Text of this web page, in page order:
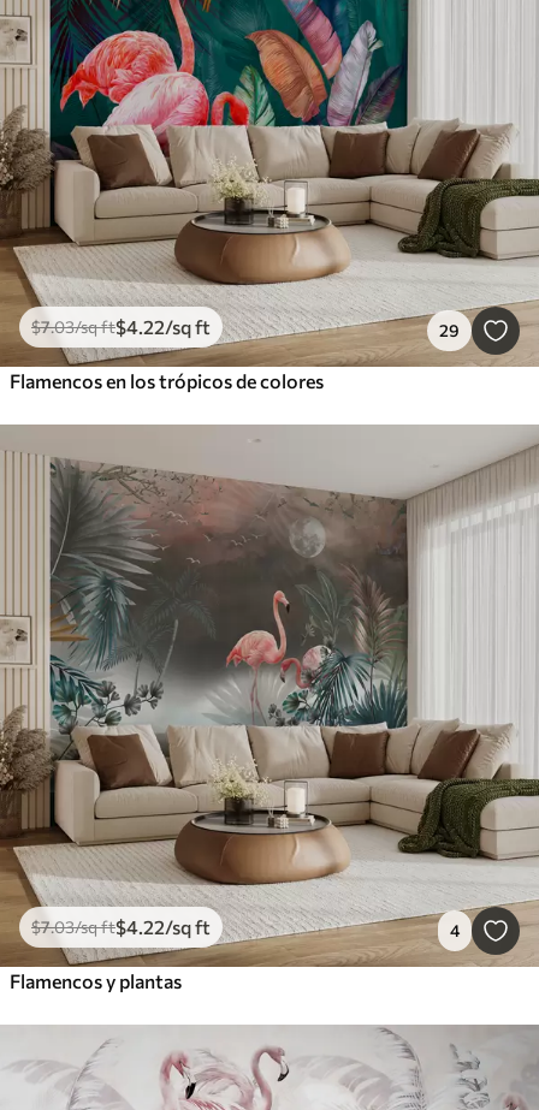
$7.03/sq ft$4.22/sq ft 29
Flamencos en los trópicos de colores
$7.03/sq ft$4.22/sq ft 4
Flamencos y plantas